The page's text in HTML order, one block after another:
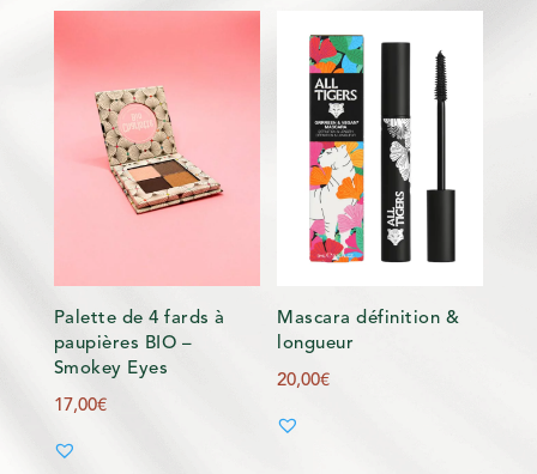
Palette de 4 fards à
paupières BIO –
Smokey Eyes
17,00€
Mascara définition &
longueur
20,00€